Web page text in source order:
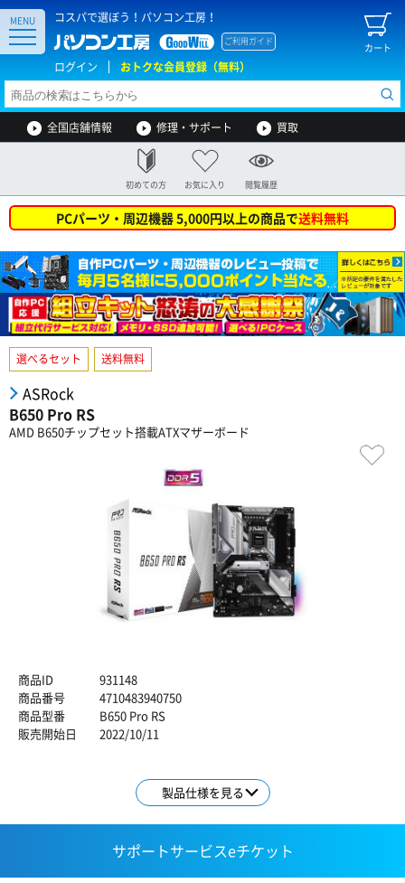
コスパで選ぼう！パソコン工房！
カート
ご利用ガイド
ログイン おトクな会員登録（無料）
MENU
全国店舗情報 修理・サポート 買取
初めての方 お気に入り 閲覧履歴
PCパーツ・周辺機器 5,000円以上の商品で送料無料
選べるセット 送料無料
ASRock
B650 Pro RS
AMD B650チップセット搭載ATXマザーボード
商品ID
931148
商品番号
4710483940750
商品型番
B650 Pro RS
販売開始日
2022/10/11
製品仕様を見る
サポートサービスeチケット